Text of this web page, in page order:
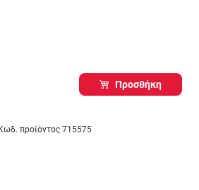
Προσθήκη
προϊόντος 715575